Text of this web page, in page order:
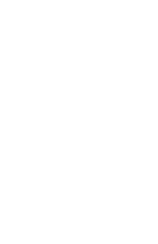
מצמצמת את נפח
מנוע אחד ונעה
עם שני מנועים והנעה
גדולות ביונדאי) של
החישוקים הגדולים